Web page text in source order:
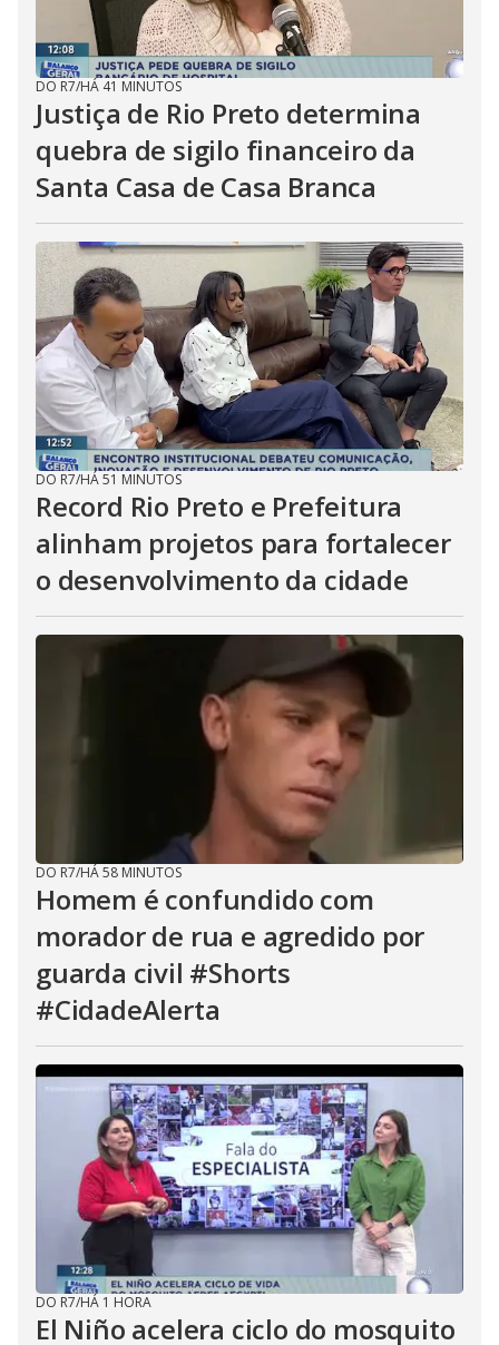
DO R7/HÁ 41 MINUTOS
Justiça de Rio Preto determina
quebra de sigilo financeiro da
Santa Casa de Casa Branca
DO R7/HÁ 51 MINUTOS
Record Rio Preto e Prefeitura
alinham projetos para fortalecer
o desenvolvimento da cidade
DO R7/HÁ 58 MINUTOS
Homem é confundido com
morador de rua e agredido por
guarda civil #Shorts
#CidadeAlerta
DO R7/HÁ 1 HORA
El Niño acelera ciclo do mosquito